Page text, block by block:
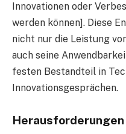
Innovationen oder
werden können]. Diese
nicht nur die Leistung
auch seine
festen Bestandteil in
Innovationsgesprächen.
Herausforderungen